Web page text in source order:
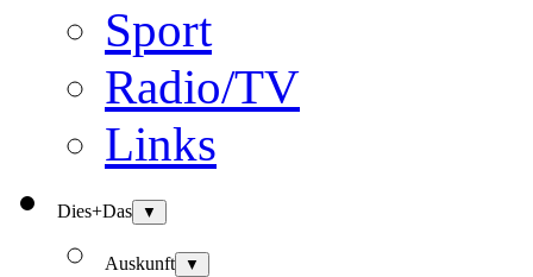
Sport
Radio/TV
Links
Dies+Das ▼
Auskunft ▼